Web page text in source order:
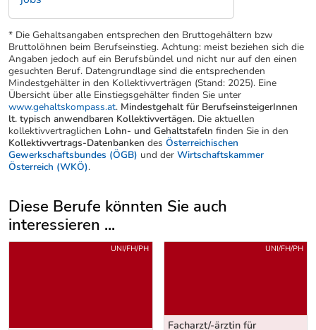
* Die Gehaltsangaben entsprechen den Bruttogehältern bzw
Bruttolöhnen beim Berufseinstieg. Achtung: meist beziehen sich die
Angaben jedoch auf ein Berufsbündel und nicht nur auf den einen
gesuchten Beruf. Datengrundlage sind die entsprechenden
Mindestgehälter in den Kollektivverträgen (Stand: 2025). Eine
Übersicht über alle Einstiegsgehälter finden Sie unter
www.gehaltskompass.at. Mindestgehalt für BerufseinsteigerInnen
lt. typisch anwendbaren Kollektivvertägen. Die aktuellen
kollektivvertraglichen Lohn- und Gehaltstafeln finden Sie in den
Kollektivvertrags-Datenbanken des Österreichischen
Gewerkschaftsbundes (ÖGB) und der Wirtschaftskammer
Österreich (WKÖ).
Diese Berufe könnten Sie auch
interessieren ...
Uber weitere Berufsvorschläge
UNI/FH/PH
Facharzt/-ärztin für
UNI/FH/PH